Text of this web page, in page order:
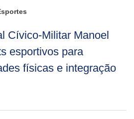
Cívico-Militar Manoel
esportivos para
físicas e integração